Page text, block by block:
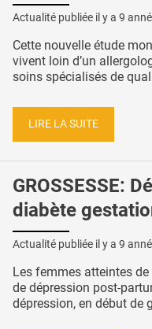
Actualité publiée il y a 9
Cette nouvelle étude
vivent loin d’un
soins spécialisés de
LIRE LA SUITE
GROSSESSE:
diabète
Actualité publiée il y a 9
Les femmes atteintes
de dépression post-
dépression, en début de